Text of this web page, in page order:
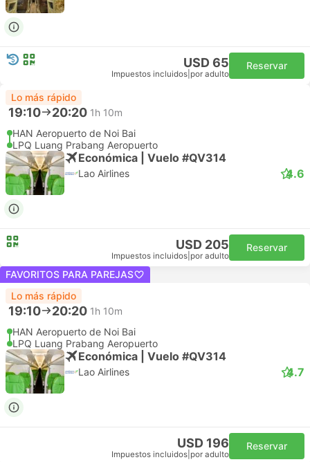
USD 65
Impuestos incluidos por adulto
Reservar
Lo más rápido
19:10 20:20 1h 10m
HAN Aeropuerto de Noi Bai
LPQ Luang Prabang Aeropuerto
Económica | Vuelo #QV314
Lao Airlines 4.6
USD 205
Impuestos incluidos por adulto
Reservar
FAVORITOS PARA PAREJAS
Lo más rápido
19:10 20:20 1h 10m
HAN Aeropuerto de Noi Bai
LPQ Luang Prabang Aeropuerto
Económica | Vuelo #QV314
Lao Airlines 4.7
USD 196
Impuestos incluidos por adulto
Reservar